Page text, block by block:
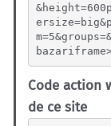
Code action
de ce site